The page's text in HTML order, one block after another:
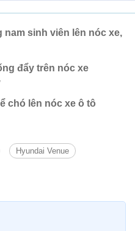
nam sinh viên lên nóc xe,
đẩy trên nóc xe
chó lên nóc xe ô tô
Hyundai Venue